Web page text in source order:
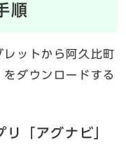
順
ットから阿久比町
ダウンロードする
「アグナビ」